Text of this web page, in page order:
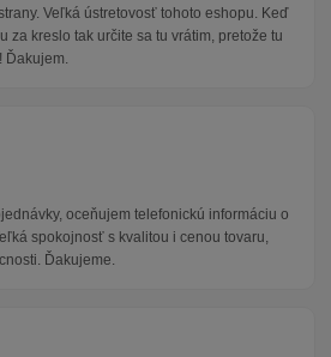
Veľká ústretovosť tohoto eshopu. Keď
za kreslo tak určite sa tu vrátim, pretože tu
Ďakujem.
oceňujem telefonickú informáciu o
spokojnosť s kvalitou i cenou tovaru,
Ďakujeme.